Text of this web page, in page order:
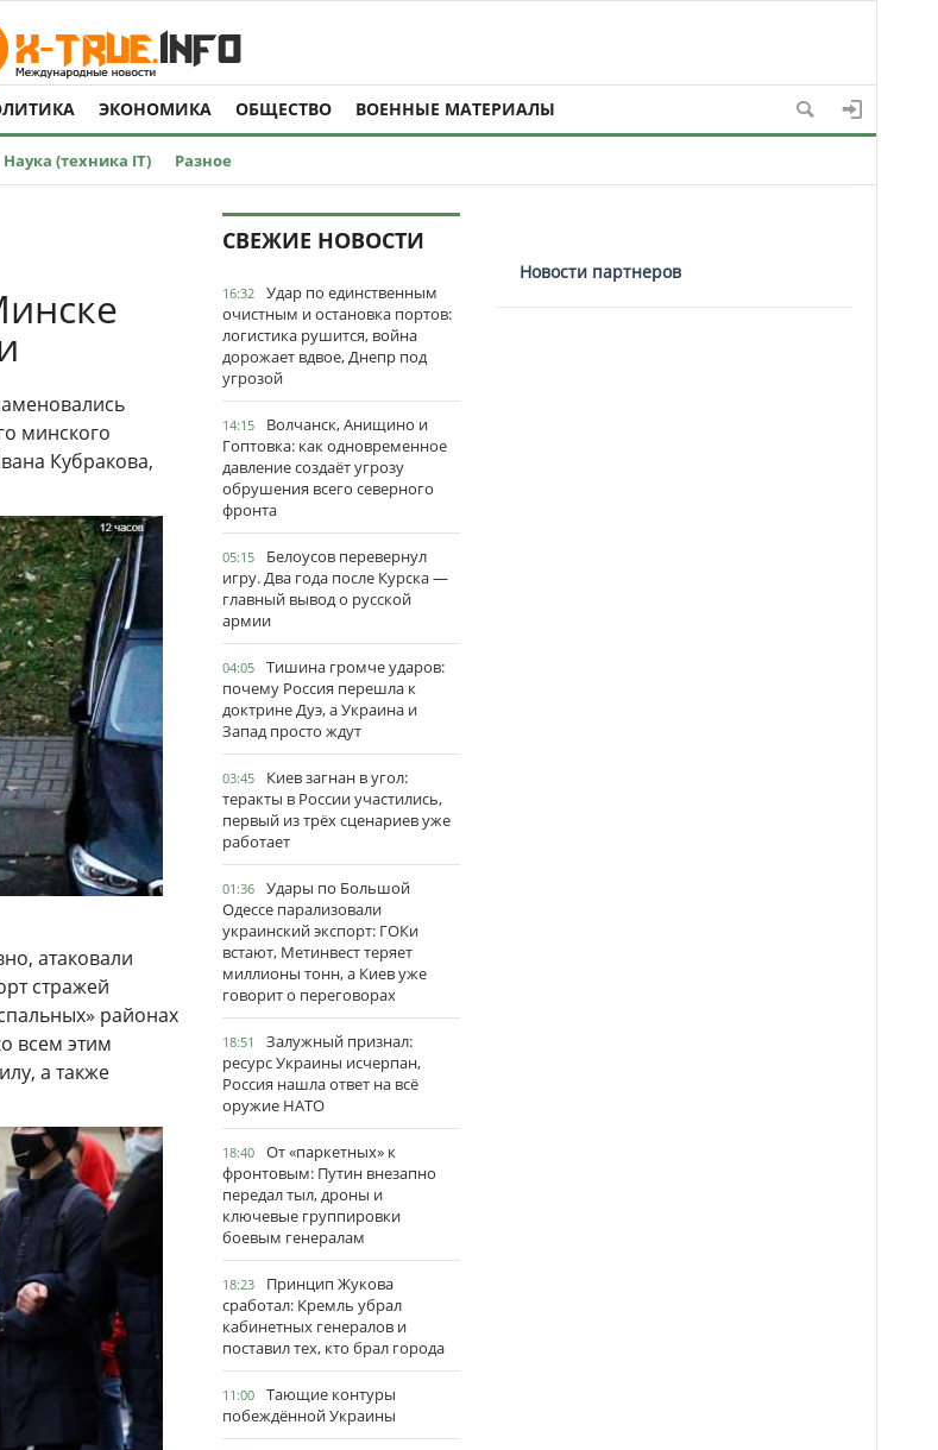
ЭКОНОМИКА ОБЩЕСТВО ВОЕННЫЕ МАТЕРИАЛЫ
Наука (техника IT) Разное
минского
Кубракова,
атаковали
стражей
районах
всем этим
а также
СВЕЖИЕ НОВОСТИ
16:32
Удар по единственным
очистным и остановка портов:
логистика рушится, война
дорожает вдвое, Днепр под
угрозой
14:15
Волчанск, Анищино и
Гоптовка: как одновременное
давление создаёт угрозу
обрушения всего северного
фронта
05:15
Белоусов перевернул
игру. Два года после Курска —
главный вывод о русской
армии
04:05
Тишина громче ударов:
почему Россия перешла к
доктрине Дуэ, а Украина и
Запад просто ждут
03:45
Киев загнан в угол:
теракты в России участились,
первый из трёх сценариев уже
работает
01:36
Удары по Большой
Одессе парализовали
украинский экспорт: ГОКи
встают, Метинвест теряет
миллионы тонн, а Киев уже
говорит о переговорах
18:51
Залужный признал:
ресурс Украины исчерпан,
Россия нашла ответ на всё
оружие НАТО
18:40
От «паркетных» к
фронтовым: Путин внезапно
передал тыл, дроны и
ключевые группировки
боевым генералам
18:23
Принцип Жукова
сработал: Кремль убрал
кабинетных генералов и
поставил тех, кто брал города
11:00
Тающие контуры
побеждённой Украины
Новости партнеров